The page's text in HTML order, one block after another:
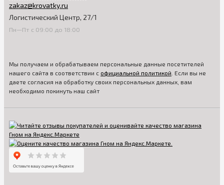
zakaz@krovatky.ru
Логистический Центр, 27/1
Пн—Пт с 09:00 до 18:00
Мы получаем и обрабатываем персональные данные посетителей
нашего сайта в соответствии с официальной политикой . Если вы не
даете согласия на обработку своих персональных данных, вам
необходимо покинуть наш сайт